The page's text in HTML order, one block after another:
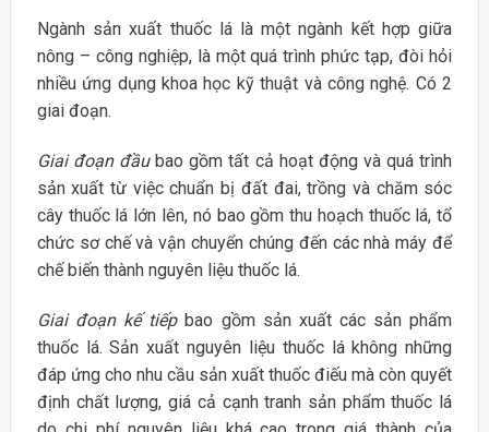
Ngành sản xuất thuốc lá là một ngành kết hợp giữa
nông – công nghiệp, là một quá trình phức tạp, đòi hỏi
nhiều ứng dụng khoa học kỹ thuật và công nghệ. Có 2
giai đoạn.
Giai đoạn đầubao gồm tất cả hoạt động và quá trình
sản xuất từ việc chuẩn bị đất đai, trồng và chăm sóc
cây thuốc lá lớn lên, nó bao gồm thu hoạch thuốc lá, tổ
chức sơ chế và vận chuyển chúng đến các nhà máy để
chế biến thành nguyên liệu thuốc lá.
Giai đoạn kế tiếpbao gồm sản xuất các sản phẩm
thuốc lá. Sản xuất nguyên liệu thuốc lá không những
đáp ứng cho nhu cầu sản xuất thuốc điếu mà còn quyết
định chất lượng, giá cả cạnh tranh sản phẩm thuốc lá